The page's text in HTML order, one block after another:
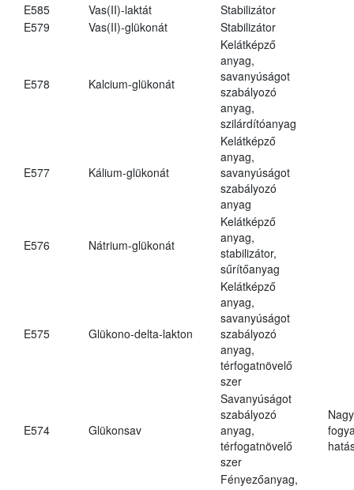
E585 Vas(II)-laktát
Stabilizátor
E579
Vas(II)-glükonát Stabilizátor
E578 Kalcium-glükonát
Kelátképző
anyag,
savanyúságot
szabályozó
anyag,
szilárdítóanyag
E577 Kálium-glükonát
Kelátképző
anyag,
savanyúságot
szabályozó
anyag
E576 Nátrium-glükonát
Kelátképző
anyag,
stabilizátor,
sűrítőanyag
E575 Glükono-delta-lakton
Kelátképző
anyag,
savanyúságot
szabályozó
anyag,
térfogatnövelő
szer
E574 Glükonsav
Savanyúságot
szabályozó
anyag,
térfogatnövelő
szer
Fényezőanyag,